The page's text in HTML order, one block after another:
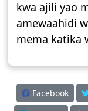
kwa ajili yao
amewaahidi
mema katika
Facebook